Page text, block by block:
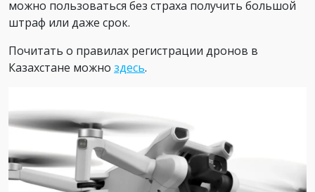
можно пользоваться без страха получить большой
штраф или даже срок.
Почитать о правилах регистрации дронов в
Казахстане можно здесь.